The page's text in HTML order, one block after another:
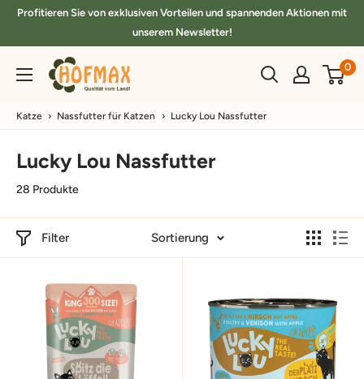
DirektProfitieren Sie von exklusiven Vorteilen und spannenden Aktionen mit
unserem Newsletter!
hofmax.de 0
Katze › Nassfutter für Katzen › Lucky Lou Nassfutter
Lucky Lou Nassfutter
28 Produkte
Filter Sortierung